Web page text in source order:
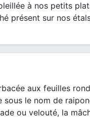
à nos petits
présent sur nos
aux feuilles
sous le nom de
ou velouté, la